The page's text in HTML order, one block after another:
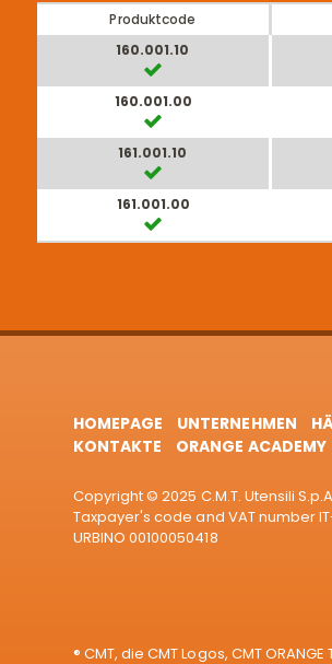
Produktcode
160.001.10
160.001.00
161.001.10
161.001.00
HOMEPAGE UNTERNEHMEN
KONTAKTE
ORANGE ACADEMY
Copyright © 2025 C.M.T. Utensili
Taxpayer's code and VAT number
URBINO 00100050418
® CMT, die CMT Logos, CMT